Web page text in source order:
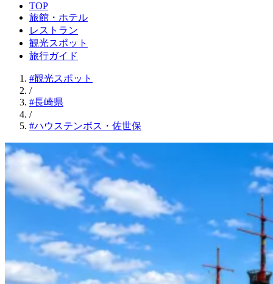
TOP
旅館・ホテル
レストラン
観光スポット
旅行ガイド
#観光スポット
/
#長崎県
/
#ハウステンボス・佐世保